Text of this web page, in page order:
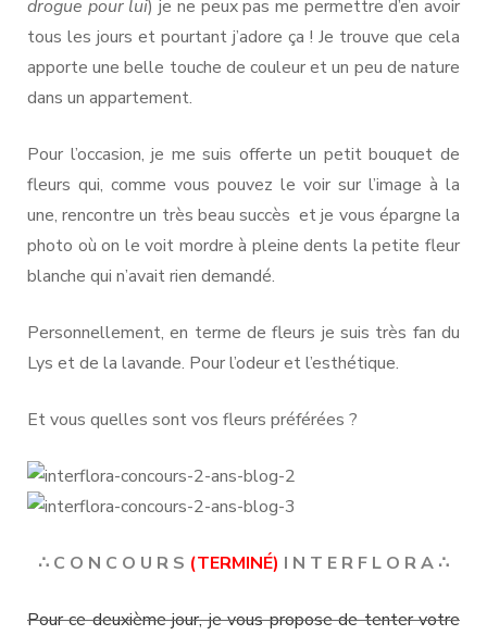
drogue pour lui) je ne peux pas me permettre d’en avoir
tous les jours et pourtant j’adore ça ! Je trouve que cela
apporte une belle touche de couleur et un peu de nature
dans un appartement.
Pour l’occasion, je me suis offerte un petit bouquet de
fleurs qui, comme vous pouvez le voir sur l’image à la
une, rencontre un très beau succès et je vous épargne la
photo où on le voit mordre à pleine dents la petite fleur
blanche qui n’avait rien demandé.
Personnellement, en terme de fleurs je suis très fan du
Lys et de la lavande. Pour l’odeur et l’esthétique.
Et vous quelles sont vos fleurs préférées ?
∴ C O N C O U R S (TERMINÉ) I N T E R F L O R A ∴
Pour ce deuxième jour, je vous propose de tenter votre